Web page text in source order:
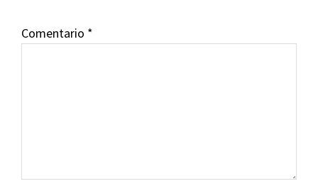
Comentario *